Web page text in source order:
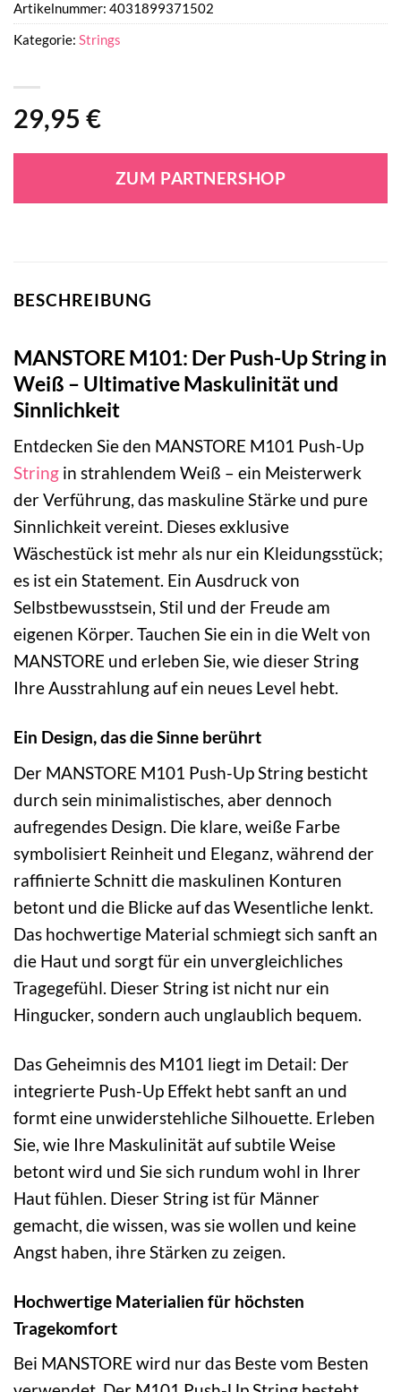
29,95 €
ZUM PARTNERSHOP
Artikelnummer: 4031899371502
Kategorie: Strings
BESCHREIBUNG
MANSTORE M101: Der Push-Up String in
Weiß – Ultimative Maskulinität und
Sinnlichkeit
Entdecken Sie den MANSTORE M101 Push-Up
String in strahlendem Weiß – ein Meisterwerk
der Verführung, das maskuline Stärke und pure
Sinnlichkeit vereint. Dieses exklusive
Wäschestück ist mehr als nur ein Kleidungsstück;
es ist ein Statement. Ein Ausdruck von
Selbstbewusstsein, Stil und der Freude am
eigenen Körper. Tauchen Sie ein in die Welt von
MANSTORE und erleben Sie, wie dieser String
Ihre Ausstrahlung auf ein neues Level hebt.
Ein Design, das die Sinne berührt
Der MANSTORE M101 Push-Up String besticht
durch sein minimalistisches, aber dennoch
aufregendes Design. Die klare, weiße Farbe
symbolisiert Reinheit und Eleganz, während der
raffinierte Schnitt die maskulinen Konturen
betont und die Blicke auf das Wesentliche lenkt.
Das hochwertige Material schmiegt sich sanft an
die Haut und sorgt für ein unvergleichliches
Tragegefühl. Dieser String ist nicht nur ein
Hingucker, sondern auch unglaublich bequem.
Das Geheimnis des M101 liegt im Detail: Der
integrierte Push-Up Effekt hebt sanft an und
formt eine unwiderstehliche Silhouette. Erleben
Sie, wie Ihre Maskulinität auf subtile Weise
betont wird und Sie sich rundum wohl in Ihrer
Haut fühlen. Dieser String ist für Männer
gemacht, die wissen, was sie wollen und keine
Angst haben, ihre Stärken zu zeigen.
Hochwertige Materialien für höchsten
Tragekomfort
Bei MANSTORE wird nur das Beste vom Besten